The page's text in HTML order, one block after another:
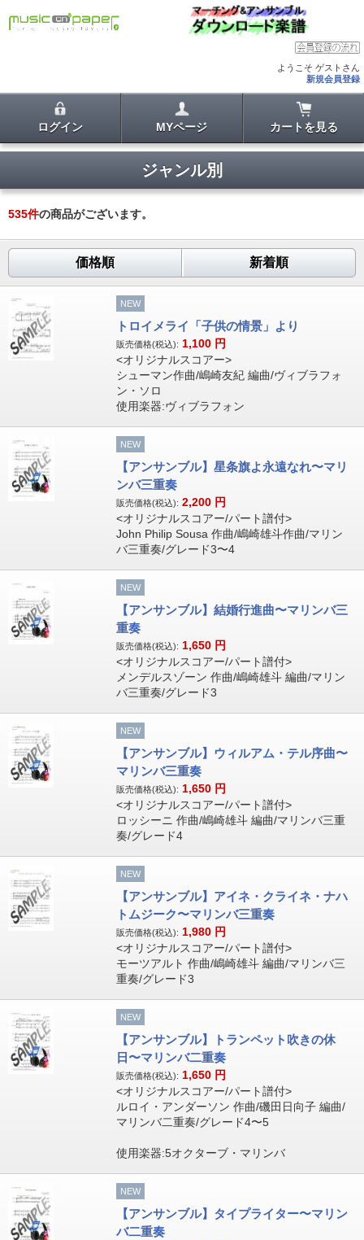
ようこそ ゲストさん
新規会員登録
ログイン MYページ カートを見る
ジャンル別
535件の商品がございます。
価格順 新着順
NEW
トロイメライ「子供の情景」より
販売価格(税込): 1,100 円
<オリジナルスコアー>
シューマン作曲/嶋崎友紀 編曲/ヴィブラフォ
ン・ソロ
使用楽器:ヴィブラフォン
NEW
【アンサンブル】星条旗よ永遠なれ〜マリ
ンバ三重奏
販売価格(税込): 2,200 円
<オリジナルスコアー/パート譜付>
John Philip Sousa 作曲/嶋崎雄斗作曲/マリン
バ三重奏/グレード3〜4
NEW
【アンサンブル】結婚行進曲〜マリンバ三
重奏
販売価格(税込): 1,650 円
<オリジナルスコアー/パート譜付>
メンデルスゾーン 作曲/嶋崎雄斗 編曲/マリン
バ三重奏/グレード3
NEW
【アンサンブル】ウィルアム・テル序曲〜
マリンバ三重奏
販売価格(税込): 1,650 円
<オリジナルスコアー/パート譜付>
ロッシーニ 作曲/嶋崎雄斗 編曲/マリンバ三重
奏/グレード4
NEW
【アンサンブル】アイネ・クライネ・ナハ
トムジーク〜マリンバ三重奏
販売価格(税込): 1,980 円
<オリジナルスコアー/パート譜付>
モーツアルト 作曲/嶋崎雄斗 編曲/マリンバ三
重奏/グレード3
NEW
【アンサンブル】トランペット吹きの休
日〜マリンバ二重奏
販売価格(税込): 1,650 円
<オリジナルスコアー/パート譜付>
ルロイ・アンダーソン 作曲/磯田日向子 編曲/
マリンバ二重奏/グレード4〜5
使用楽器:5オクターブ・マリンバ
NEW
【アンサンブル】タイプライター〜マリン
バ二重奏